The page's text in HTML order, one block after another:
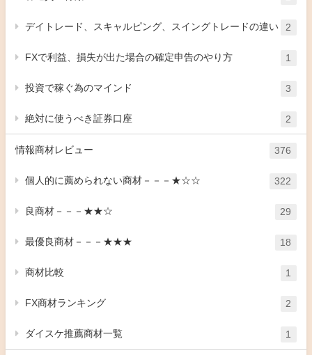
デイトレード、スキャルピング、スイングトレードの違い 2
FXで利益、損失が出た場合の確定申告のやり方 1
投資で稼ぐ為のマインド 3
絶対に使うべき証券口座 2
情報商材レビュー 376
個人的に薦められない商材－－－★☆☆ 322
良商材－－－★★☆ 29
最優良商材－－－★★★ 18
商材比較 1
FX商材ランキング 2
ダイスケ推薦商材一覧 1